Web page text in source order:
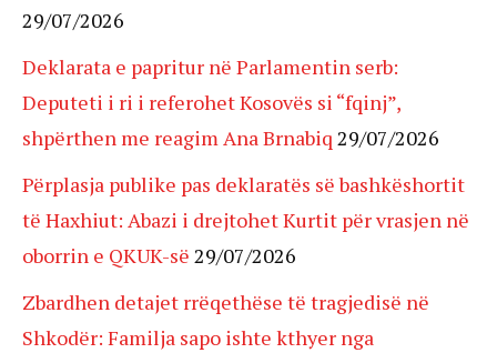
29/07/2026
Deklarata e papritur në Parlamentin serb:
Deputeti i ri i referohet Kosovës si “fqinj”,
shpërthen me reagim Ana Brnabiq 29/07/2026
Përplasja publike pas deklaratës së bashkëshortit
të Haxhiut: Abazi i drejtohet Kurtit për vrasjen në
oborrin e QKUK-së 29/07/2026
Zbardhen detajet rrëqethëse të tragjedisë në
Shkodër: Familja sapo ishte kthyer nga